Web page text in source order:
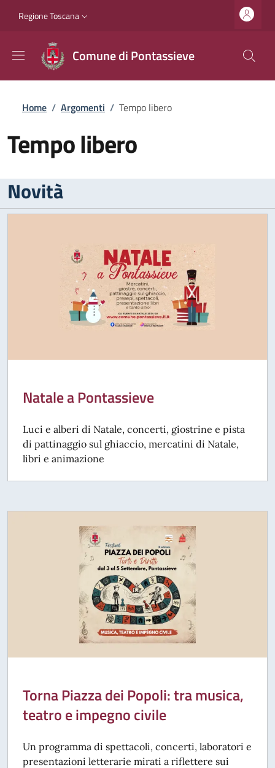
Slim top
Regione Toscana
Comune di Pontassieve
Briciole di pane
Home / Argomenti / Tempo libero
Tempo libero
Novità
Natale a Pontassieve
Luci e alberi di Natale, concerti, giostrine e pista
di pattinaggio sul ghiaccio, mercatini di Natale,
libri e animazione
Torna Piazza dei Popoli: tra musica,
teatro e impegno civile
Un programma di spettacoli, concerti, laboratori e
presentazioni letterarie mirati a riflettere sui